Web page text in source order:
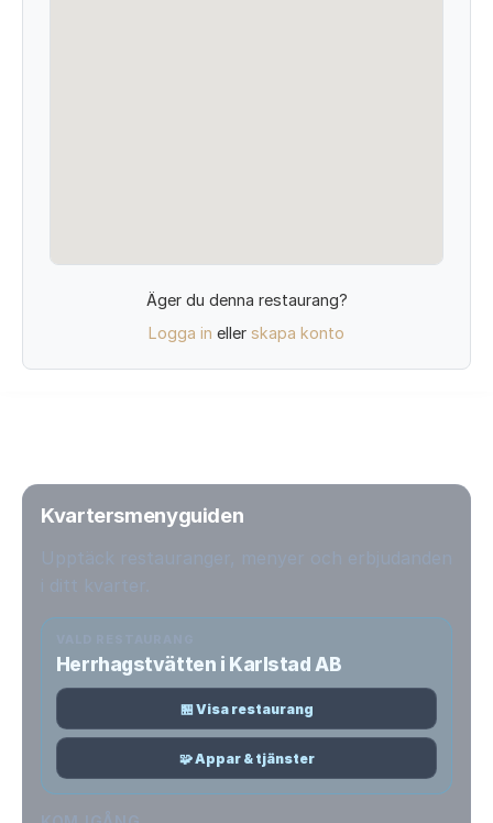
Äger du denna restaurang?
Logga in eller skapa konto
Kvartersmenyguiden
Herrhagstvätten i Karlstad AB
🏪 Visa restaurang
🧩 Appar & tjänster